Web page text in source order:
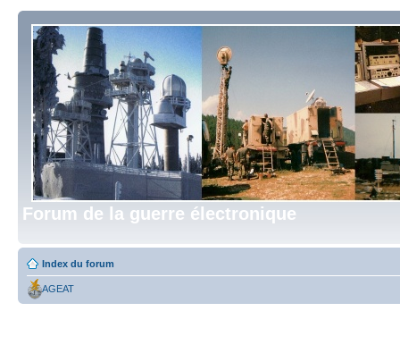
Forum de la guerre électronique
Index du forum
AGEAT